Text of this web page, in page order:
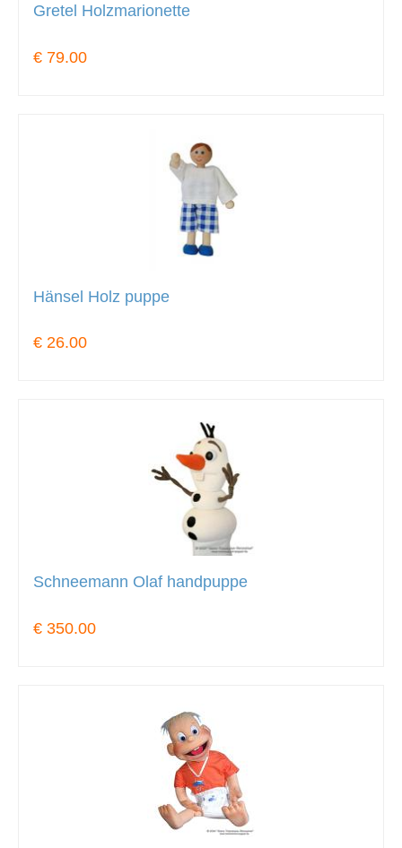
Gretel Holzmarionette
€ 79.00
Hänsel Holz puppe
€ 26.00
Schneemann Olaf handpuppe
€ 350.00